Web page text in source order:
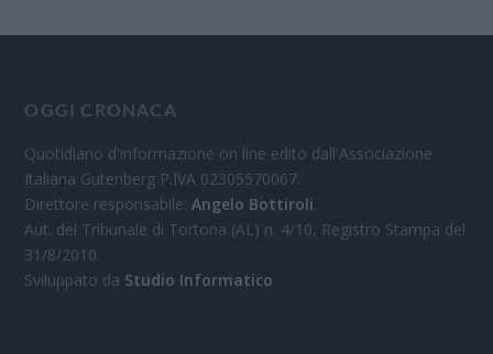
OGGI CRONACA
Quotidiano d'informazione on line edito dall'Associazione
Italiana Gutenberg P.IVA 02305570067.
Direttore responsabile:Angelo Bottiroli.
Aut. del Tribunale di Tortona (AL) n. 4/10, Registro Stampa del
31/8/2010.
Sviluppato da Studio Informatico